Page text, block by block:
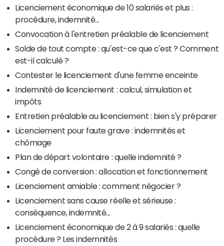
Licenciement économique de 10 salariés et plus :
procédure, indemnité...
Convocation à l'entretien préalable de licenciement
Solde de tout compte : qu'est-ce que c'est ? Comment
est-il calculé ?
Contester le licenciement d'une femme enceinte
Indemnité de licenciement : calcul, simulation et
impôts
Entretien préalable au licenciement : bien s'y préparer
Licenciement pour faute grave : indemnités et
chômage
Plan de départ volontaire : quelle indemnité ?
Congé de conversion : allocation et fonctionnement
Licenciement amiable : comment négocier ?
Licenciement sans cause réelle et sérieuse :
conséquence, indemnité...
Licenciement économique de 2 à 9 salariés : quelle
procédure ? Les indemnités